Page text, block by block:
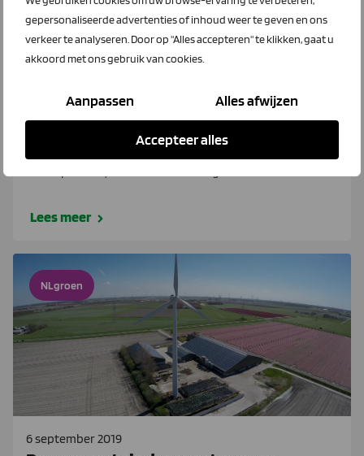
gepersonaliseerde advertenties of inhoud weer te geven en ons
verkeer te analyseren. Door op "Alles accepteren" te klikken, gaat u
akkoord met ons gebruik van cookies.
Aanpassen Alles afwijzen
Accepteer alles
20 september 2019
Stroom met een boerenluchtje?
Lees meer
NLgroen
6 september 2019